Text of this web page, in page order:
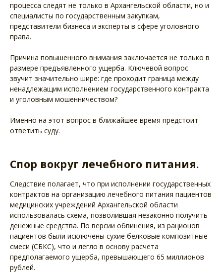
процесса следят не только в Архангельской области, но и
специалисты по государственным закупкам,
представители бизнеса и эксперты в сфере уголовного
права.
Причина повышенного внимания заключается не только в
размере предъявленного ущерба. Ключевой вопрос
звучит значительно шире: где проходит граница между
ненадлежащим исполнением государственного контракта
и уголовным мошенничеством?
Именно на этот вопрос в ближайшее время предстоит
ответить суду.
Спор вокруг лечебного питания.
Следствие полагает, что при исполнении государственных
контрактов на организацию лечебного питания пациентов
медицинских учреждений Архангельской области
использовалась схема, позволившая незаконно получить
денежные средства. По версии обвинения, из рационов
пациентов были исключены сухие белковые композитные
смеси (СБКС), что и легло в основу расчета
предполагаемого ущерба, превышающего 65 миллионов
рублей.